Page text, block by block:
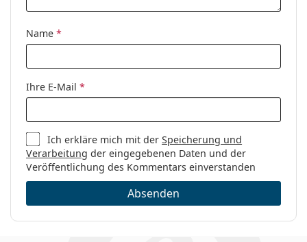
Sex:
Damen
Kategorie:
Code:
0PR 67XS ZVN08N 55
Name *
Ihre E-Mail *
Ich erkläre mich mit derSpeicherung und
Verarbeitung der eingegebenen Daten und der
Veröffentlichung des Kommentars einverstanden
Absenden